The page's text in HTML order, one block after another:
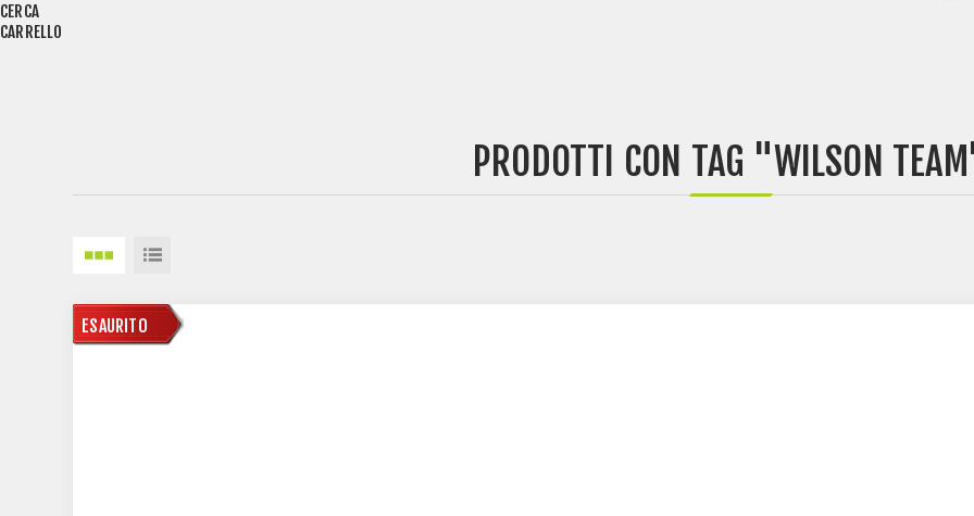
CERCA
CARRELLO
PRODOTTI CON TAG "WILSON
DISPONIBILE
ESAURITO